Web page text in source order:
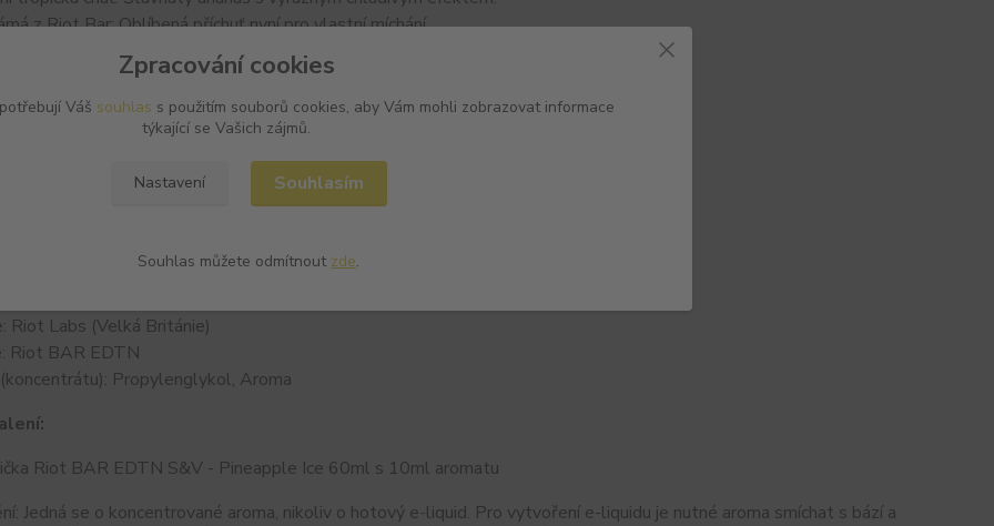
z Riot Bar: Oblíbená příchuť nyní pro vlastní míchání.
míchání: Oblíbený formát Shake & Vape.
Vyrobeno renomovaným výrobcem Riot Labs.
milovníky osvěžujících a exotických chutí.
Ananas, Koolada (Pineapple Ice)
& Vape (aroma pro dolití bází)
Riot Labs (Velká Británie)
Riot BAR EDTN
Propylenglykol, Aroma
Riot BAR EDTN S&V - Pineapple Ice 60ml s 10ml aromatu
Jedná se o koncentrované aroma, nikoliv o hotový e-liquid. Pro vytvoření e-liquidu je nutné aroma smíchat s bází a
Zpracování cookies
Váš souhlas s použitím souborů cookies, aby Vám mohli zobrazovat informace
týkající se Vašich zájmů.
Nastavení Souhlasím
Souhlas můžete odmítnout zde.